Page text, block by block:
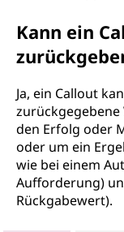
Kann ein
Ja, ein Callout
den Erfolg oder
oder um ein
wie bei einem
Aufforderung)
Rückgabewert).